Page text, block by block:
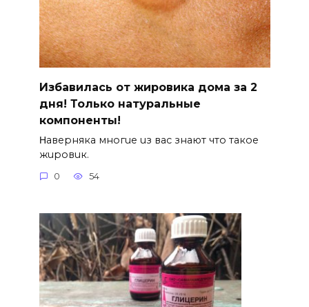
Избавилась от жировика дома за 2
дня! Только натуральные
компоненты!
Ηавepняка многue uз вас знают что такоe
жuровuк.
0 54